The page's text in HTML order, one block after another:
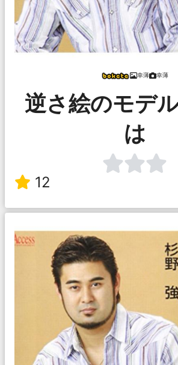
幸薄 幸薄
逆さ絵のモデ
は
12